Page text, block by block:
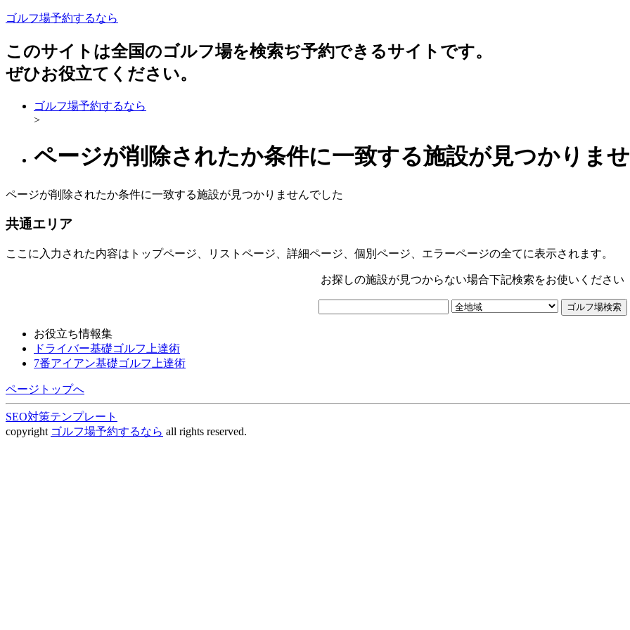
ゴルフ場予約するなら
このサイトは全国のゴルフ場を検索ぢ予約できるサイトです。
ぜひお役立てください。
ゴルフ場予約するなら
>
ページが削除されたか条件に一致する施設が見つかりま
ページが削除されたか条件に一致する施設が見つかりませんでした
共通エリア
ここに入力された内容はトップページ、リストページ、詳細ページ、個別ページ、エラーページの全てに表示されます。
お探しの施設が見つからない場合下記検索をお使いください
お役立ち情報集
ドライバー基礎ゴルフ上達術
7番アイアン基礎ゴルフ上達術
ページトップへ
SEO対策テンプレート
copyright ゴルフ場予約するなら all rights reserved.